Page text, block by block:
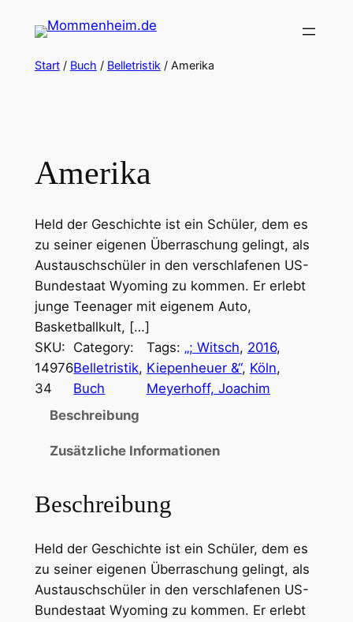
Inhalt
springen
Start/ Buch / Belletristik / Amerika
Amerika
Held der Geschichte ist ein Schüler, dem es
zu seiner eigenen Überraschung gelingt, als
Austauschschüler in den verschlafenen US-
Bundestaat Wyoming zu kommen. Er erlebt
junge Teenager mit eigenem Auto,
Basketballkult, […]
SKU:
14976
34
Category:
Belletristik
Buch
Tags: „; Witsch, 2016
Kiepenheuer &“, Köln
Meyerhoff, Joachim
Beschreibung
Zusätzliche Informationen
Beschreibung
Held der Geschichte ist ein Schüler, dem es
zu seiner eigenen Überraschung gelingt, als
Austauschschüler in den verschlafenen US-
Bundestaat Wyoming zu kommen. Er erlebt